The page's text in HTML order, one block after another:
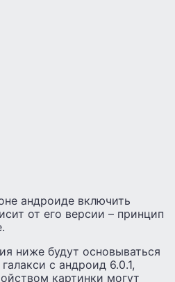
андроиде включить
от его версии – принцип
ниже будут основываться
с андроид 6.0.1,
картинки могут